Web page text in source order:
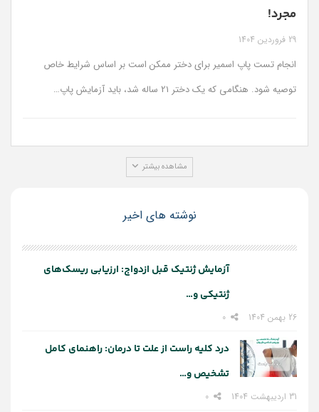
مجرد!
29 فروردین 1404
انجام تست پاپ اسمیر برای دختر ممکن است بر اساس شرایط خاص
توصیه شود. هنگامی که یک دختر 21 ساله شد، باید آزمایش پاپ
…
مشاهده بیشتر
نوشته های اخیر
آزمایش ژنتیک قبل ازدواج: ارزیابی ریسک‌های
ژنتیکی و…
26 بهمن 1404
درد کلیه راست از علت تا درمان: راهنمای کامل
تشخیص و…
31 اردیبهشت 1404